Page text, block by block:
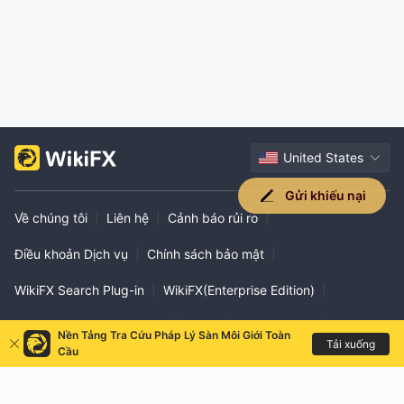
Gửi khiếu nại
United States
Về chúng tôi Liên hệ Cảnh báo rủi ro |
Điều khoản Dịch vụ Chính sách bảo mật
WikiFX Search Plug-in WikiFX(Enterprise Edition)
VPS Help
Nền Tảng Tra Cứu Pháp Lý Sàn Môi Giới Toàn
Cầu
Tải xuống